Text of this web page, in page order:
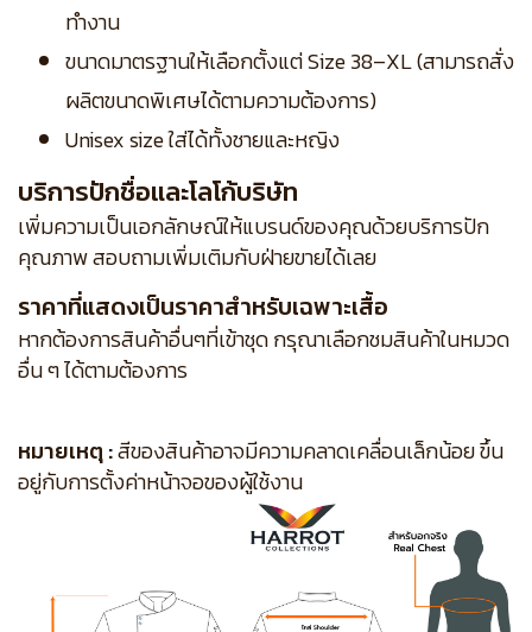
ทำงาน
ขนาดมาตรฐานให้เลือกตั้งแต่ Size 38–XL (สามารถสั่ง
ผลิตขนาดพิเศษได้ตามความต้องการ)
Unisex size ใส่ได้ทั้งชายและหญิง
บริการปักชื่อและโลโก้บริษัท
เพิ่มความเป็นเอกลักษณ์ให้แบรนด์ของคุณด้วยบริการปัก
คุณภาพ สอบถามเพิ่มเติมกับฝ่ายขายได้เลย
ราคาที่แสดงเป็นราคาสำหรับเฉพาะเสื้อ
หากต้องการสินค้าอื่นๆที่เข้าชุด กรุณาเลือกชมสินค้าในหมวด
อื่น ๆ ได้ตามต้องการ
หมายเหตุ :สีของสินค้าอาจมีความคลาดเคลื่อนเล็กน้อย ขึ้น
อยู่กับการตั้งค่าหน้าจอของผู้ใช้งาน